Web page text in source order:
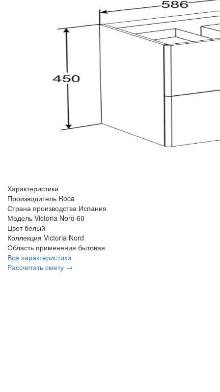
Характеристики
Производитель Roca
Страна производства Испания
Модель Victoria Nord 60
Цвет белый
Коллекция Victoria Nord
Область применения бытовая
Все характеристики
Рассчитать смету →